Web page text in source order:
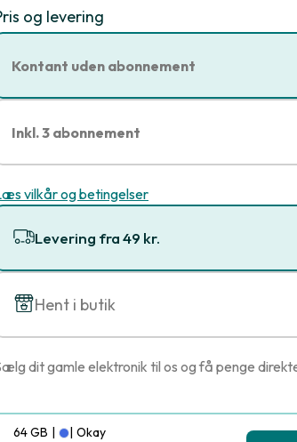
og levering
Kontant uden abonnement
Inkl. 3 abonnement
vilkår og betingelser
Levering fra 49 kr.
Hent i butik
dit gamle elektronik til os og få penge
64 GB | | Okay